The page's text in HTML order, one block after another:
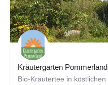
Kräutergarten
Bio-Kräutertee in